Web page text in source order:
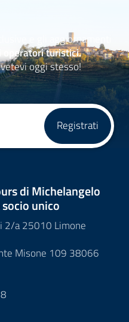
e gli aggiornamenti
operatori turistici.
oggi stesso!
Registrati
di Michelangelo
unico
2/a 25010 Limone
Misone 109 38066